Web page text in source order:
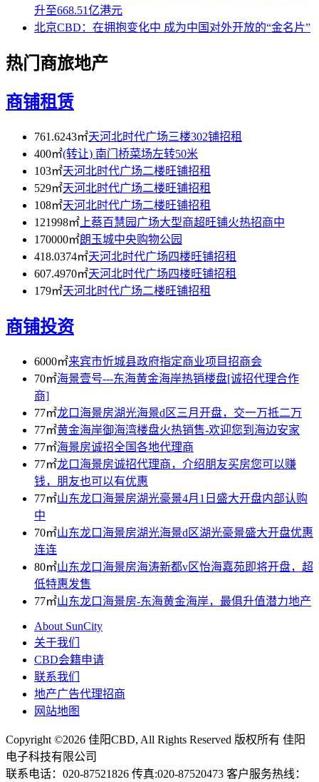
升至668.51亿港元
北京CBD：在拥抱变化中 成为中国对外开放的“金名片”
热门商旅地产
商铺租赁
761.6243㎡天河北时代广场三楼302铺招租
400㎡(转让) 南门桥菜场左转50米
103㎡天河北时代广场二楼旺铺招租
529㎡天河北时代广场二楼旺铺招租
108㎡天河北时代广场二楼旺铺招租
121998㎡ 上蔡百慧园广场大型商超旺铺火热招商中
170000㎡朗玉城中央购物公园
418.0374㎡天河北时代广场四楼旺铺招租
607.4970㎡天河北时代广场四楼旺铺招租
179㎡天河北时代广场二楼旺铺招租
商铺投资
6000㎡来宾市忻城县政府指定商业项目招商会
70㎡海景壹号---东海黄金海岸热销楼盘[诚招代理合作
商]
77㎡龙口海景房湖光海景d区三月开盘，交一万抵二万
77㎡黄金海岸御海湾楼盘火热销售-欢迎您到海边安家
77㎡海景房诚招全国各地代理商
77㎡龙口海景房诚招代理商，介绍朋友买房您可以赚
钱，朋友也可以有优惠
77㎡山东龙口海景房湖光豪景4月1日盛大开盘内部认购
中
70㎡山东龙口海景房湖光海景d区湖光豪景盛大开盘优惠
连连
80㎡山东龙口海景房海涛新都v区怡海嘉苑即将开盘，超
低特惠发售
77㎡山东龙口海景房-东海黄金海岸，最俱升值潜力地产
About SunCity
关于我们
CBD会籍申请
联系我们
地产广告代理招商
网站地图
Copyright ©2026 佳阳CBD, All Rights Reserved 版权所有 佳阳
电子科技有限公司
联系电话： 020-87521826 传真:020-87520473 客户服务热线：